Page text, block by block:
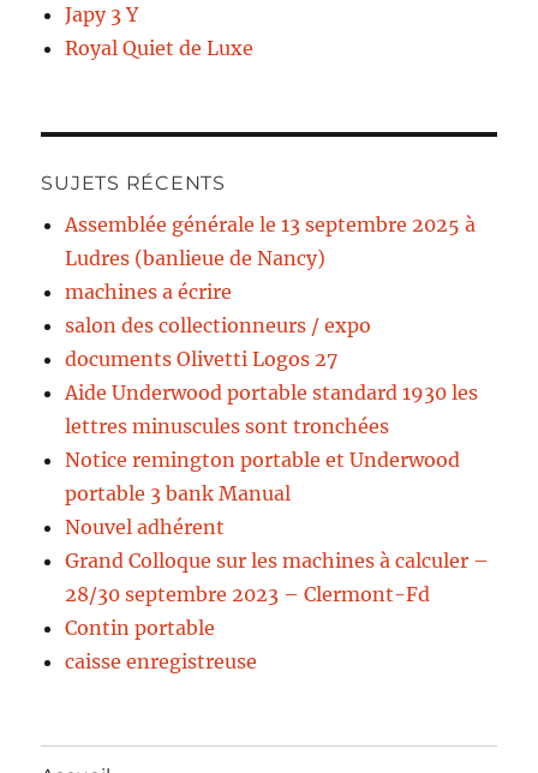
Japy 3 Y
Royal Quiet de Luxe
SUJETS RÉCENTS
Assemblée générale le 13 septembre 2025 à
Ludres (banlieue de Nancy)
machines a écrire
salon des collectionneurs / expo
documents Olivetti Logos 27
Aide Underwood portable standard 1930 les
lettres minuscules sont tronchées
Notice remington portable et Underwood
portable 3 bank Manual
Nouvel adhérent
Grand Colloque sur les machines à calculer –
28/30 septembre 2023 – Clermont-Fd
Contin portable
caisse enregistreuse